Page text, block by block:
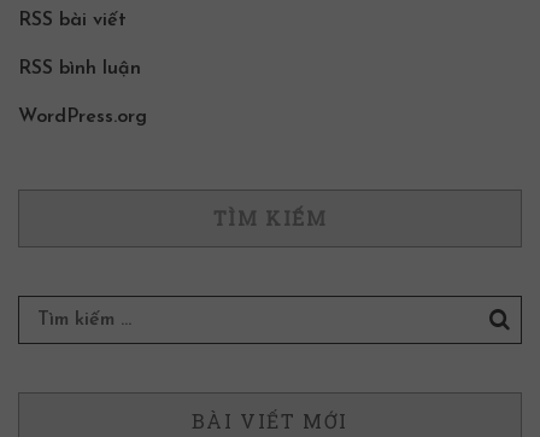
RSS bài viết
RSS bình luận
WordPress.org
TÌM KIẾM
BÀI VIẾT MỚI